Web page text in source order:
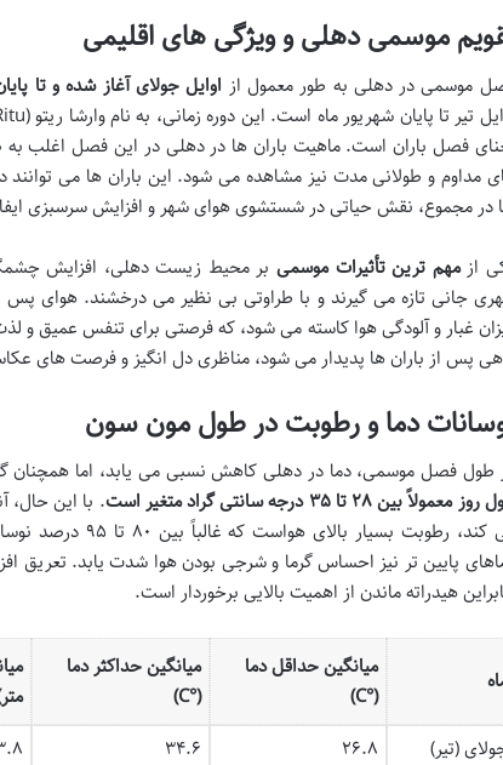
موسمی دهلی و ویژگی های اقلیمی
موسمی در دهلی به طور معمول از اوایل جولای آغاز شده و تا
فصل باران است. ماهیت باران ها در دهلی در این فصل اغلب
مداوم و طولانی مدت نیز مشاهده می شود. این باران ها می
در مجموع، نقش حیاتی در شستشوی هوای شهر و افزایش سرسبزی
ازمهم ترین تأثیرات موسمی بر محیط زیست دهلی، افزایش
جانی تازه می گیرند و با طراوتی بی نظیر می درخشند. هوای پس
غبار و آلودگی هوا کاسته می شود، که فرصتی برای تنفس عمیق و
پس از باران ها پدیدار می شود، مناظری دل انگیز و فرصت های
دما و رطوبت در طول مون سون
طول فصل موسمی، دما در دهلی کاهش نسبی می یابد، اما
معمولاً بین ۲۸ تا ۳۵ درجه سانتی گراد متغیر است
. با این حال،
می کند، رطوبت
پایین تر نیز احساس گرما و شرجی بودن هوا شدت یابد.
هیدراته ماندن از اهمیت بالایی برخوردار است.
میانگین حداقل دما
(°C)
میانگین حداکثر دما
(°C)
(تیر)
۲۶.۸ ۳۴.۶